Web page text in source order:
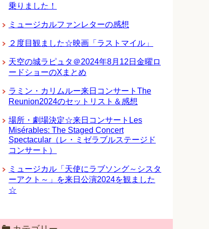
乗りました！
ミュージカルファンレターの感想
２度目観ました☆映画「ラストマイル」
天空の城ラピュタ＠2024年8月12日金曜ロ
ードショーのXまとめ
ラミン・カリムルー来日コンサートThe
Reunion2024のセットリスト＆感想
場所・劇場決定☆来日コンサートLes
Misérables: The Staged Concert
Spectacular（レ・ミゼラブルステージド
コンサート）
ミュージカル「天使にラブソング～シスタ
ーアクト～」を来日公演2024を観ました
☆